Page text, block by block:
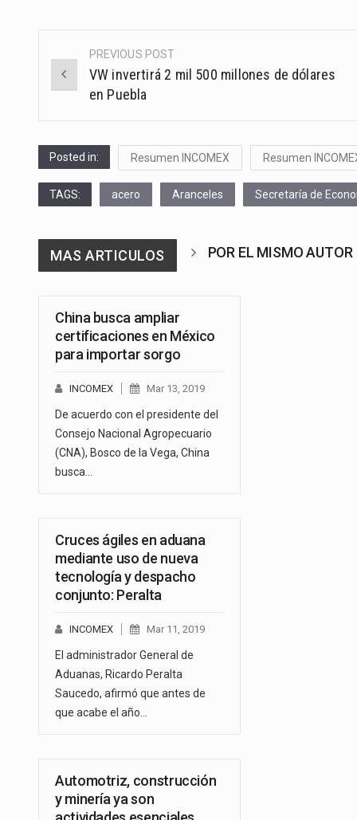
Post
navigation
PREVIOUS POST
VW invertirá 2 mil 500 millones de dólares
en Puebla
Posted in: Resumen INCOMEX Resumen
TAGS: acero Aranceles Secretaría de
MAS ARTICULOS POR EL MISMO AUTOR
China busca ampliar
certificaciones en México
para importar sorgo
INCOMEX Mar 13, 2019
De acuerdo con el presidente del
Consejo Nacional Agropecuario
(CNA), Bosco de la Vega, China
busca…
Cruces ágiles en aduana
mediante uso de nueva
tecnología y despacho
conjunto: Peralta
INCOMEX Mar 11, 2019
El administrador General de
Aduanas, Ricardo Peralta
Saucedo, afirmó que antes de
que acabe el año…
Automotriz, construcción
y minería ya son